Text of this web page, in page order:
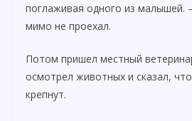
поглаживая одного из
мимо не проехал.
Потом пришел местный
осмотрел животных и сказал,
крепнут.